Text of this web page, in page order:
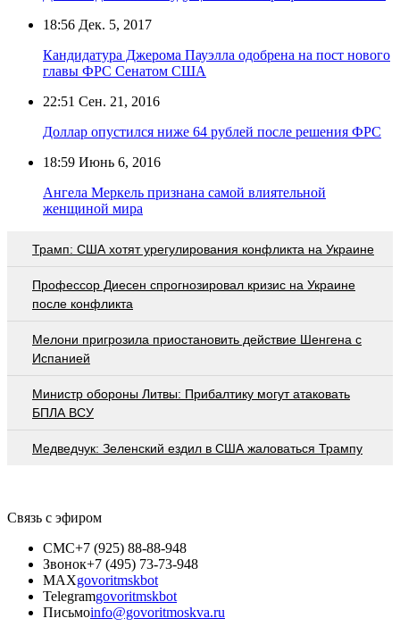
18:56 Дек. 5, 2017
Кандидатура Джерома Пауэлла одобрена на пост нового
главы ФРС Сенатом США
22:51 Сен. 21, 2016
Доллар опустился ниже 64 рублей после решения ФРС
18:59 Июнь 6, 2016
Ангела Меркель признана самой влиятельной
женщиной мира
Трамп: США хотят урегулирования конфликта на Украине
Профессор Диесен спрогнозировал кризис на Украине
после конфликта
Мелони пригрозила приостановить действие Шенгена с
Испанией
Министр обороны Литвы: Прибалтику могут атаковать
БПЛА ВСУ
Медведчук: Зеленский ездил в США жаловаться Трампу
Связь с эфиром
СМС+7 (925) 88-88-948
Звонок+7 (495) 73-73-948
MAXgovoritmskbot
Telegramgovoritmskbot
Письмоinfo@govoritmoskva.ru